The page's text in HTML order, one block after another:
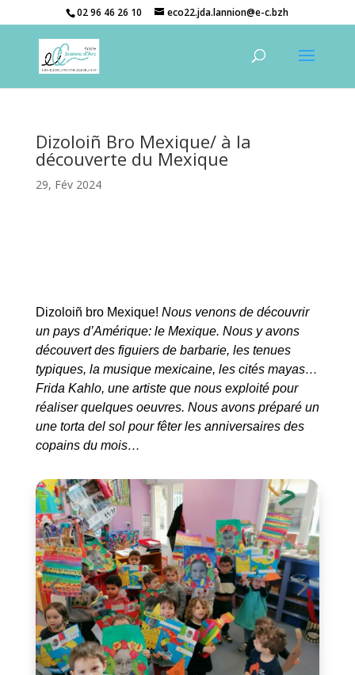
02 96 46 26 10 eco22.jda.lannion@e-c.bzh
Dizoloiñ Bro Mexique/ à la
découverte du Mexique
29, Fév 2024
Dizoloiñ bro Mexique! Nous venons de découvrir
un pays d’Amérique: le Mexique. Nous y avons
découvert des figuiers de barbarie, les tenues
typiques, la musique mexicaine, les cités mayas…
Frida Kahlo, une artiste que nous exploité pour
réaliser quelques oeuvres. Nous avons préparé un
une torta del sol pour fêter les anniversaires des
copains du mois…